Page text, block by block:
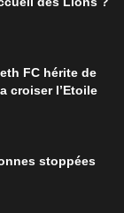
FC hérite de
croiser l’Etoile
stoppées